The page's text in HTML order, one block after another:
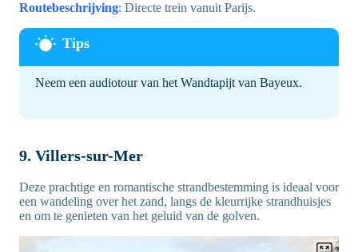
Routebeschrijving: Directe trein vanuit Parijs.
Neem een audiotour van het Wandtapijt van Bayeux.
9. Villers-sur-Mer
Deze prachtige en romantische strandbestemming is ideaal voor
een wandeling over het zand, langs de kleurrijke strandhuisjes
en om te genieten van het geluid van de golven.